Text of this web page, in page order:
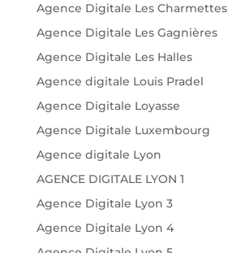
Agence Digitale Les Charmettes
Agence Digitale Les Gagnières
Agence Digitale Les Halles
Agence digitale Louis Pradel
Agence Digitale Loyasse
Agence Digitale Luxembourg
Agence digitale Lyon
AGENCE DIGITALE LYON 1
Agence Digitale Lyon 3
Agence Digitale Lyon 4